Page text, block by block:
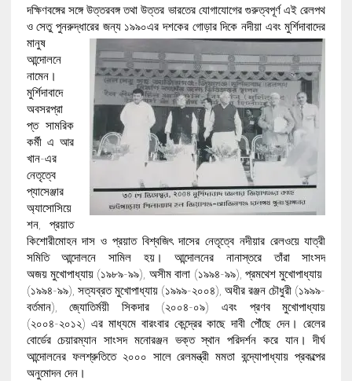
দক্ষিণবঙ্গের সঙ্গে উত্তরবঙ্গ তথা উত্তর ভারতের যোগাযোগের গুরুত্বপূর্ণ এই রেলপথ
ও সেতু পুনরুদ্ধারের জন্য ১৯৯০এর দশকের গোড়ার দিকে নদীয়া এবং মুর্শিদাবাদের
মানুষ
আন্দোলনে
নামেন।
মুর্শিদাবাদে
অবসরপ্রা
প্ত সামরিক
কর্মী এ আর
খান-এর
নেতৃত্বে
প্যাসেঞ্জার
অ্যাসোসিয়ে
শন, প্রয়াত
কিশোরীমোহন দাস ও প্রয়াত বিশ্বজিৎ দাসের নেতৃত্বে নদীয়ার রেলওয়ে যাত্রী
সমিতি আন্দোলনে সামিল হয়। আন্দোলনের নানাস্তরে তাঁরা সাংসদ
অজয় মুখোপাধ্যায় (১৯৮৯-৯৯), অসীম বালা (১৯৯৪-৯৯), প্রমথেশ মুখোপাধ্যায়
(১৯৯৪-৯৯), সত্যব্রত মুখোপাধ্যায় (১৯৯৯-২০০৪), অধীর রঞ্জন চৌধুরী (১৯৯৯-
বর্তমান), জ্যোতির্ময়ী সিকদার (২০০৪-০৯) এবং প্রণব মুখোপাধ্যায়
(২০০৪-২০১২) এর মাধ্যমে বারংবার কেন্দ্রের কাছে দাবী পৌঁছে দেন। রেলের
বোর্ডের চেয়ারম্যান সাংসদ মনোরঞ্জন ভক্ত স্থান পরিদর্শন করে যান। দীর্ঘ
আন্দোলনের ফলশ্রুতিতে ২০০০ সালে রেলমন্ত্রী মমতা বন্দ্যোপাধ্যায় প্রকল্পের
অনুমোদন দেন।